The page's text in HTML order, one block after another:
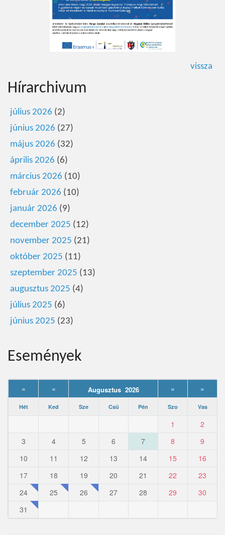
vissza
Hírarchivum
július 2026 (2)
június 2026 (27)
május 2026 (32)
április 2026 (6)
március 2026 (10)
február 2026 (10)
január 2026 (9)
december 2025 (12)
november 2025 (21)
október 2025 (11)
szeptember 2025 (13)
augusztus 2025 (4)
július 2025 (6)
június 2025 (23)
Események
« « Augusztus 2026 » »
Hét Ked Sze Csü Pén Szo Vas
1
2
3
4 5 6 7 8
9
10
11 12 13 14 15
16
17
18 19 20 21 22
23
24
25 26 27 28 29
30
31